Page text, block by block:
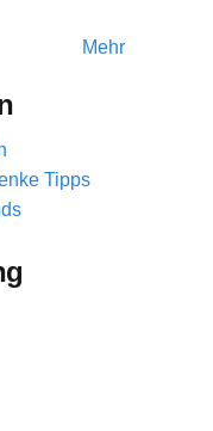
Mehr
Tipps